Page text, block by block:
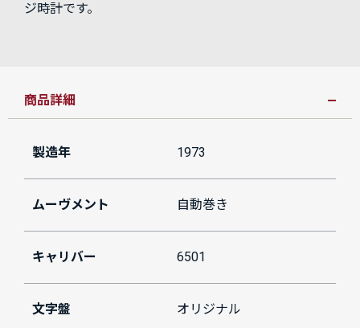
ジ時計です。
商品詳細
製造年 1973
ムーヴメント 自動巻き
キャリバー 6501
文字盤 オリジナル